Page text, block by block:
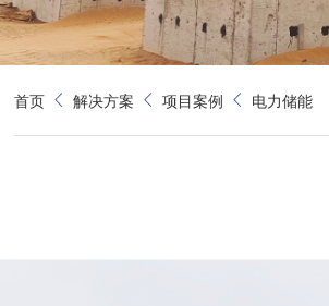
首页 解决方案 项目案例 电力储能